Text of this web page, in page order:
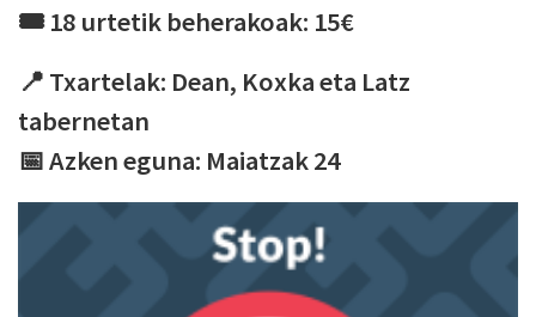
🎟️ 18 urtetik beherakoak: 15€
📍 Txartelak: Dean, Koxka eta Latz
tabernetan
📅 Azken eguna: Maiatzak 24